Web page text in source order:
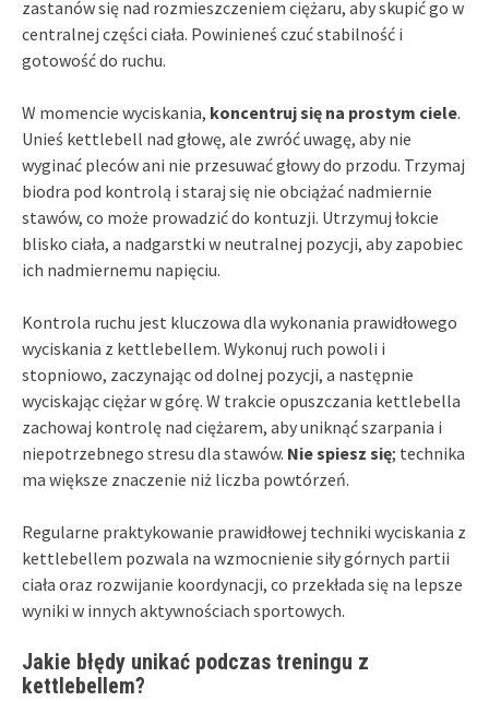
zastanów się nad rozmieszczeniem ciężaru, aby skupić go w
centralnej części ciała. Powinieneś czuć stabilność i
gotowość do ruchu.
W momencie wyciskania, koncentruj się na prostym ciele.
Unieś kettlebell nad głowę, ale zwróć uwagę, aby nie
wyginać pleców ani nie przesuwać głowy do przodu. Trzymaj
biodra pod kontrolą i staraj się nie obciążać nadmiernie
stawów, co może prowadzić do kontuzji. Utrzymuj łokcie
blisko ciała, a nadgarstki w neutralnej pozycji, aby zapobiec
ich nadmiernemu napięciu.
Kontrola ruchu jest kluczowa dla wykonania prawidłowego
wyciskania z kettlebellem. Wykonuj ruch powoli i
stopniowo, zaczynając od dolnej pozycji, a następnie
wyciskając ciężar w górę. W trakcie opuszczania kettlebella
zachowaj kontrolę nad ciężarem, aby uniknąć szarpania i
niepotrzebnego stresu dla stawów. Nie spiesz się; technika
ma większe znaczenie niż liczba powtórzeń.
Regularne praktykowanie prawidłowej techniki wyciskania z
kettlebellem pozwala na wzmocnienie siły górnych partii
ciała oraz rozwijanie koordynacji, co przekłada się na lepsze
wyniki w innych aktywnościach sportowych.
Jakie błędy unikać podczas treningu z
kettlebellem?